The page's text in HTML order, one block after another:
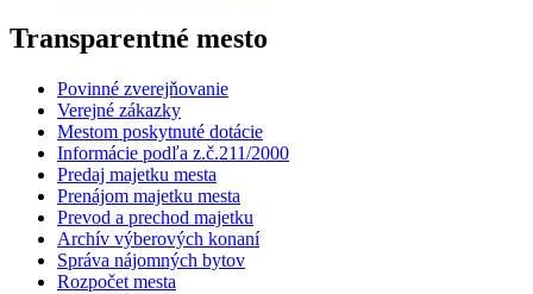
Transparentné mesto
Povinné zverejňovanie
Verejné zákazky
Mestom poskytnuté dotácie
Informácie podľa z.č.211/2000
Predaj majetku mesta
Prenájom majetku mesta
Prevod a prechod majetku
Archív výberových konaní
Správa nájomných bytov
Rozpočet mesta